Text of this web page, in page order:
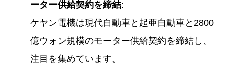
ーター供給契約を締結:
ケヤン電機は現代自動車と起亜自動車と2800
億ウォン規模のモーター供給契約を締結し、
注目を集めています。